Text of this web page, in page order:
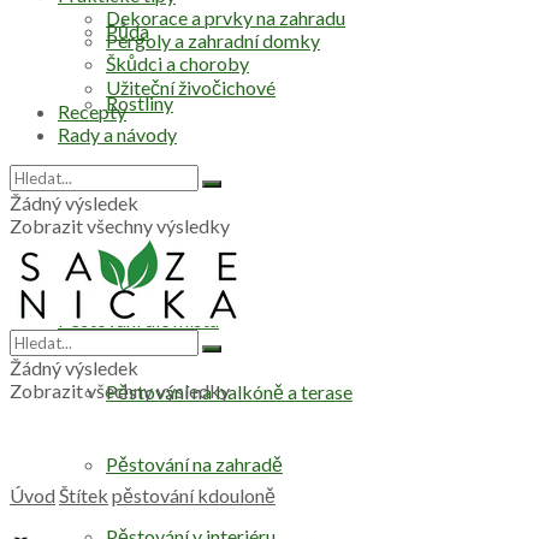
Půda
Rostliny
Zelenina
Pěstování dle místa
Pěstování na balkóně a terase
Pěstování na zahradě
Dekorace a prvky na zahradu
Pergoly a zahradní domky
Škůdci a choroby
Užiteční živočichové
Recepty
Rady a návody
Žádný výsledek
Zobrazit všechny výsledky
Žádný výsledek
Zobrazit všechny výsledky
Úvod Štítek pěstování kdouloně